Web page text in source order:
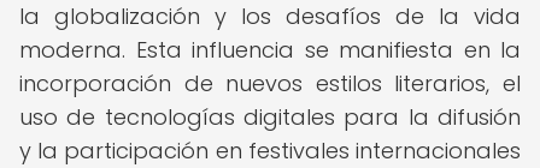
la globalización y los desafíos de la vida
moderna. Esta influencia se manifiesta en la
incorporación de nuevos estilos literarios, el
uso de tecnologías digitales para la difusión
y la participación en festivales internacionales